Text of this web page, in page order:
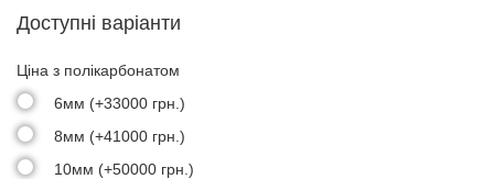
Доступні варіанти
Ціна з полікарбонатом
6мм (+33000 грн.)
8мм (+41000 грн.)
10мм (+50000 грн.)